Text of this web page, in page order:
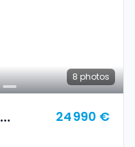
8 photos
24 990 €